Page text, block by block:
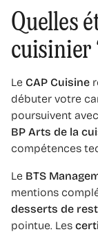
Quelles
cuisinier
Le CAP Cuisine
débuter votre
poursuivent
BP Arts de la
compétences
Le BTS
mentions
desserts de
pointue. Les